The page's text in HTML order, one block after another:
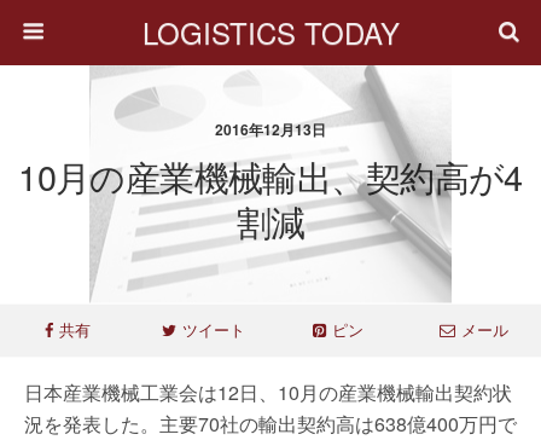
LOGISTICS TODAY
2016年12月13日
10月の産業機械輸出、契約高が4
割減
共有 ツイート ピン メール
日本産業機械工業会は12日、10月の産業機械輸出契約状
況を発表した。主要70社の輸出契約高は638億400万円で